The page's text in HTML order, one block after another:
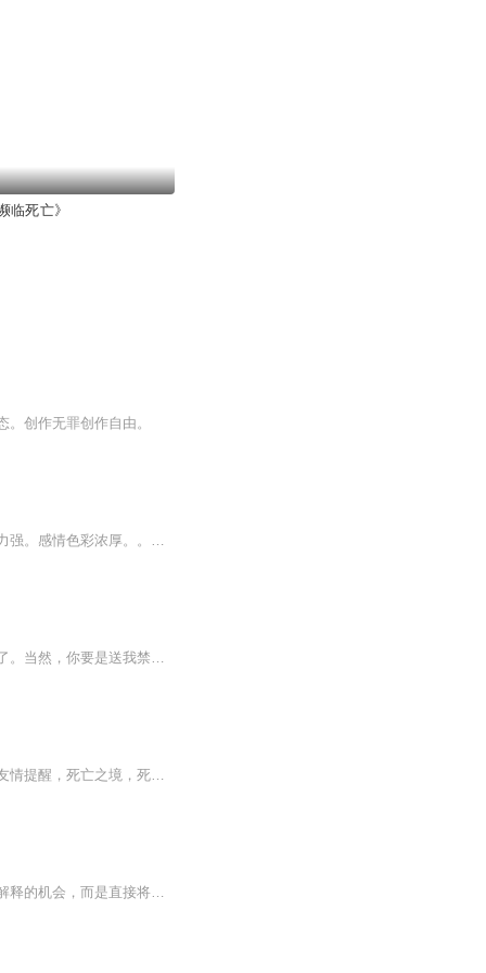
临死亡》
创作无罪创作自由。
一部经典作品！人物刻画细腻！情节起伏吸引人。根据听众的喜好而精选，声音清晰，感染力强。感情色彩浓厚。。就是对我们的最大支持和厚爱。每天加班很辛苦，您就动动手指支持一下吧！一部经典作品！人物刻画细腻！情节起伏吸引人。根据听众的喜好而精选，声音清晰，感染力强。感情色彩浓厚。。就是对我们的最大支持和厚爱。每天加班很辛苦，您就动动手指支持一下吧！一部经典作品！人物刻画细腻！情节起伏吸引人。根据听众的喜好而精选，声音清晰，感染力强。感情色彩浓厚。。就是对我们的最大支持和厚爱。每天加班很...
【内容简介】魔法搞起来有点轻松，就是学完之后脑袋有点凉。算了吧，我还是好好学斗气了。当然，你要是送我禁咒，我就是顶着个光头也给你学了。【作者/主播】作者：傲寒垂柳主播：视纪印象工作室【购买须知】1、本作品为付费有声书，前80集为免费试听，购...
简介：欢迎来到死亡之境。请允许我为你介绍你的任务。通关，积攒积分，回到现实世界。友情提醒，死亡之境，死亡随时降临。祝你好运，我的玩家。角色：秦南、简繁……作者:今虞
【内容简介】关于昨天晚上发生的意外亲吻事件是我想解释的，但杨颖似乎并没有给我任何解释的机会，而是直接将我带到了一个秘密房间。“魏司里！你要是不亲那女的，我就告诉你妈你欺负我！”这不是重点，重点现在是这丫让我亲另外一个女的，这不合理啊。再后来，更让人匪夷所思的是，离奇案件一个接连一个……...